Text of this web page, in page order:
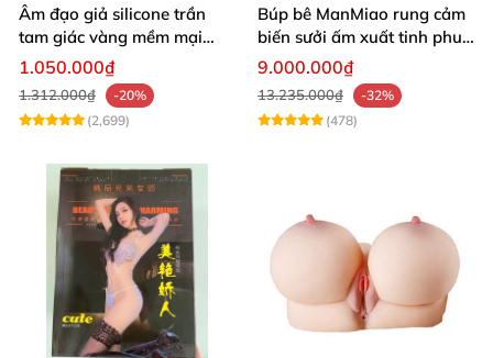
Âm đạo giả silicone trần
tam giác vàng mềm mại
thật nhất
1.050.000₫
1.312.000₫
-20%
(2,699)
Búp bê ManMiao rung cảm
biến sưởi ấm xuất tinh phun
nước thông minh cao cấp
9.000.000₫
13.235.000₫
-32%
(478)